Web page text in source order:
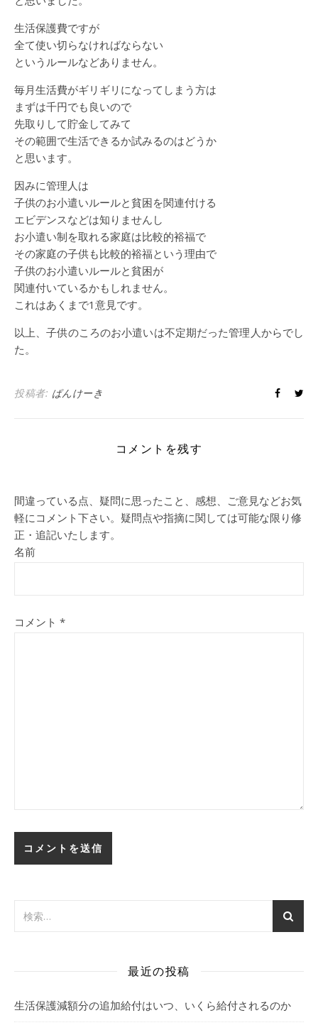
生活保護費ですが
全て使い切らなければならない
というルールなどありません。
毎月生活費がギリギリになってしまう方は
まずは千円でも良いので
先取りして貯金してみて
その範囲で生活できるか試みるのはどうか
と思います。
因みに管理人は
子供のお小遣いルールと貧困を関連付ける
エビデンスなどは知りませんし
お小遣い制を取れる家庭は比較的裕福で
その家庭の子供も比較的裕福という理由で
子供のお小遣いルールと貧困が
関連付いているかもしれません。
これはあくまで1意見です。
以上、子供のころのお小遣いは不定期だった管理人からでし
た。
投稿者: ぱんけーき
コメントを残す
間違っている点、疑問に思ったこと、感想、ご意見などお気
軽にコメント下さい。疑問点や指摘に関しては可能な限り修
正・追記いたします。
名前
コメント *
最近の投稿
生活保護減額分の追加給付はいつ、いくら給付されるのか